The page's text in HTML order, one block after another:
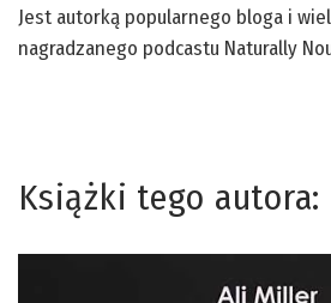
Jest autorką popularnego bloga i
nagradzanego podcastu Naturally
Książki tego autora: